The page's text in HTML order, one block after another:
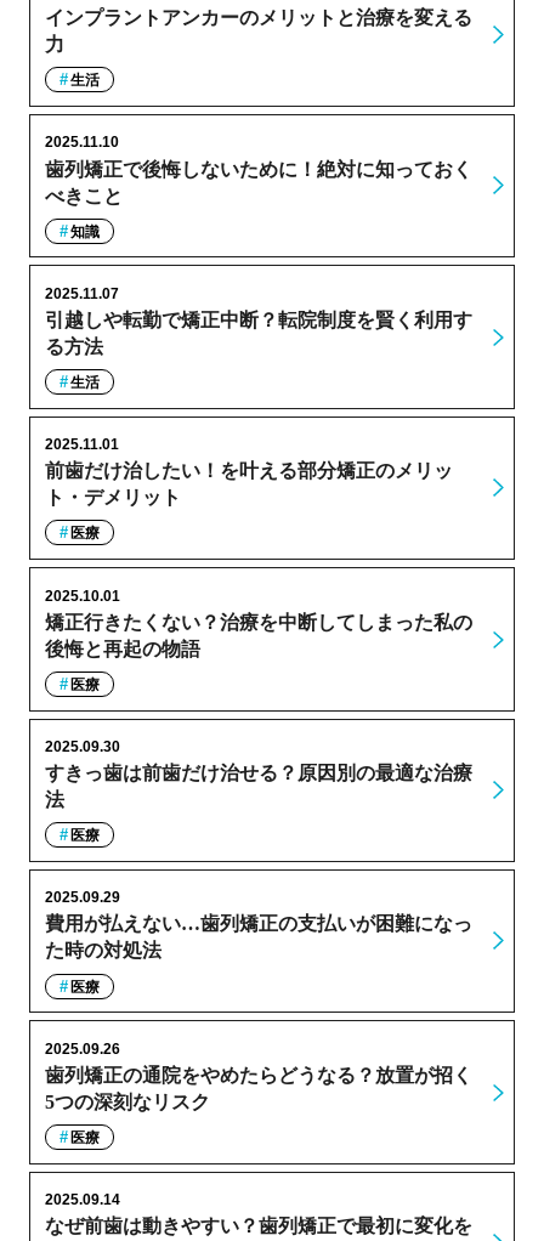
インプラントアンカーのメリットと治療を変える
力
生活
歯列矯正で後悔しないために！絶対に知っておく
べきこと
2025.11.10
知識
引越しや転勤で矯正中断？転院制度を賢く利用す
る方法
2025.11.07
生活
前歯だけ治したい！を叶える部分矯正のメリッ
ト・デメリット
2025.11.01
医療
矯正行きたくない？治療を中断してしまった私の
後悔と再起の物語
2025.10.01
医療
すきっ歯は前歯だけ治せる？原因別の最適な治療
法
2025.09.30
医療
費用が払えない…歯列矯正の支払いが困難になっ
た時の対処法
2025.09.29
医療
歯列矯正の通院をやめたらどうなる？放置が招く
5つの深刻なリスク
2025.09.26
医療
なぜ前歯は動きやすい？歯列矯正で最初に変化を
2025.09.14